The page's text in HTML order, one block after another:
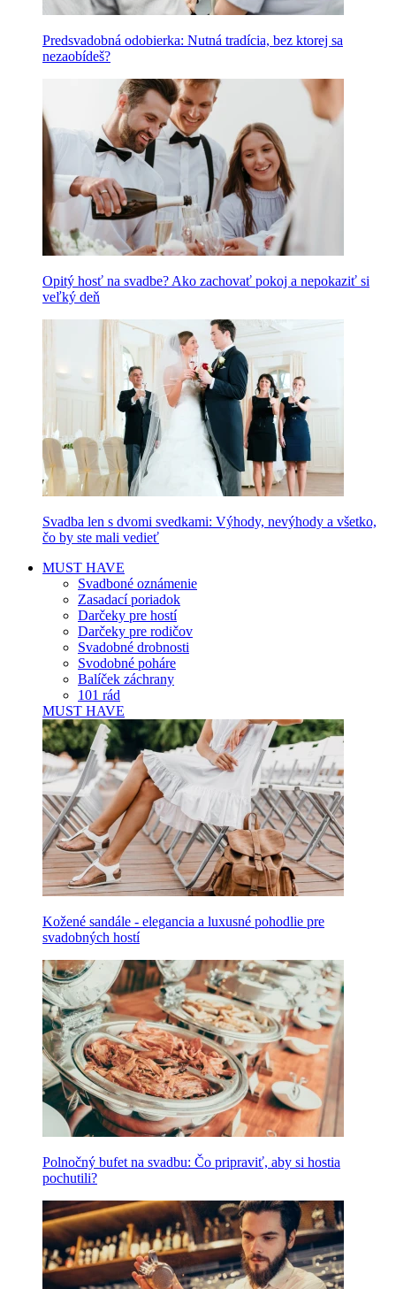
Predsvadobná odobierka: Nutná tradícia, bez ktorej sa
nezaobídeš?
Opitý hosť na svadbe? Ako zachovať pokoj a nepokaziť si
veľký deň
Svadba len s dvomi svedkami: Výhody, nevýhody a všetko,
čo by ste mali vedieť
MUST HAVE
Svadboné oznámenie
Zasadací poriadok
Darčeky pre hostí
Darčeky pre rodičov
Svadobné drobnosti
Svodobné poháre
Balíček záchrany
101 rád
MUST HAVE
Kožené sandále - elegancia a luxusné pohodlie pre
svadobných hostí
Polnočný bufet na svadbu: Čo pripraviť, aby si hostia
pochutili?